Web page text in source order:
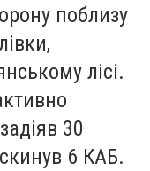
поблизу
лісі.
30
6 КАБ.